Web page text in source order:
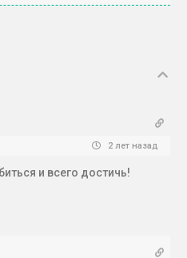
2 лет назад
и всего достичь!